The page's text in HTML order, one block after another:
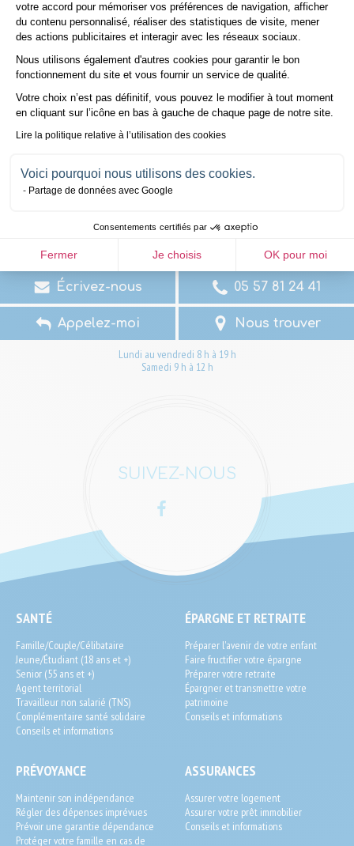
votre accord pour mémoriser vos préférences de navigation, afficher
du contenu personnalisé, réaliser des statistiques de visite, mener
des actions publicitaires et interagir avec les réseaux sociaux.
Nous utilisons également d'autres cookies pour garantir le bon
fonctionnement du site et vous fournir un service de qualité.
Votre choix n’est pas définitif, vous pouvez le modifier à tout moment
en cliquant sur l’icône en bas à gauche de chaque page de notre site.
Lire la politique relative à l’utilisation des cookies
Voici pourquoi nous utilisons des cookies.
Partage de données avec Google
Consentements certifiés par
Fermer Je choisis OK pour moi
Axeptio consent
Vous pouvez accéder à l’application depuis votre Esapce entreprise dans la
rubriqueServices inclus/Décision Unilatérale de l’Employeur (DUE): créer ma DUE
et gérer mes dispenses.
ACCÉDEZ À VOTRE
ESPACE
D'ENTREPRISE
NOUS CONTACTER
Écrivez-nous 05 57 81 24 41
Lundi au vendredi 8 h à 19 h
Samedi 9 h à 12 h
Appelez-moi Nous trouver
SUIVEZ-NOUS
Facebook
SEO
End-
User
SANTÉ
Famille/Couple/Célibataire
Jeune/Étudiant (18 ans et +)
Senior (55 ans et +)
Agent territorial
Travailleur non salarié (TNS)
Complémentaire santé solidaire
Conseils et informations
ÉPARGNE ET RETRAITE
Préparer l'avenir de votre enfant
Faire fructifier votre épargne
Préparer votre retraite
Épargner et transmettre votre
patrimoine
Conseils et informations
PRÉVOYANCE
Maintenir son indépendance
Régler des dépenses imprévues
Prévoir une garantie dépendance
Protéger votre famille en cas de
ASSURANCES
Assurer votre logement
Assurer votre prêt immobilier
Conseils et informations